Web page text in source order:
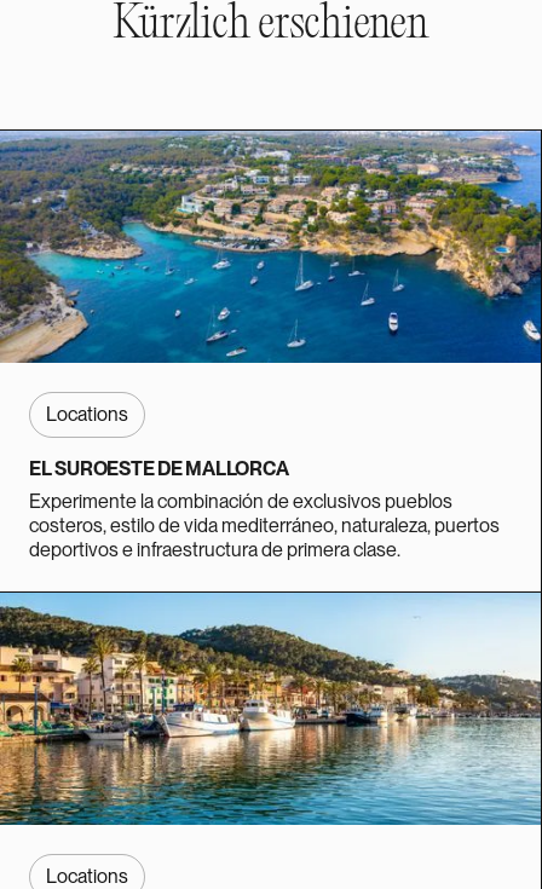
Kürzlich erschienen
Locations
EL SUROESTE DE MALLORCA
Experimente la combinación de exclusivos pueblos
costeros, estilo de vida mediterráneo, naturaleza, puertos
deportivos e infraestructura de primera clase.
Locations